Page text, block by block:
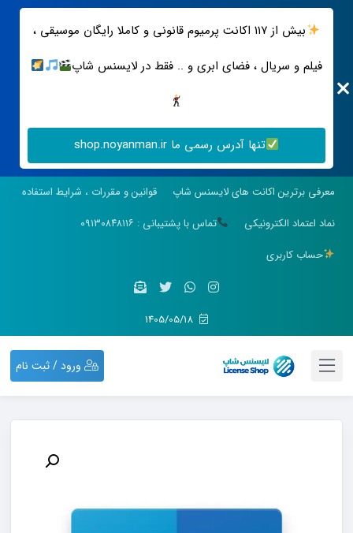
بیش از ۱۱۷ اکانت پرمیوم قانونی و کاملا رایگان موسیقی ،
فیلم و سریال ، فضای ابری و .. فقط در لایسنس شاپ
تنها آدرس رسمی ما shop.noyanman.ir
معرفی برترین اکانت های لایسنس شاپ
قوانین و مقررات ، شرایط استفاده
نماد اعتماد الکترونیکی
تماس با پشتیبانی : ۰۹۱۳۰۸۴۸۱۱۶
حساب کاربری
ورود / ثبت نام